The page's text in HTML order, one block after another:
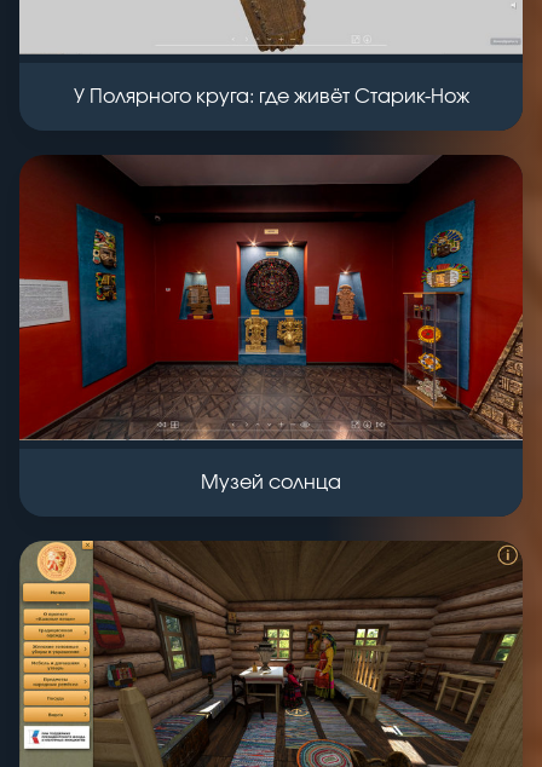
У Полярного круга: где живёт Старик-Нож
Музей солнца